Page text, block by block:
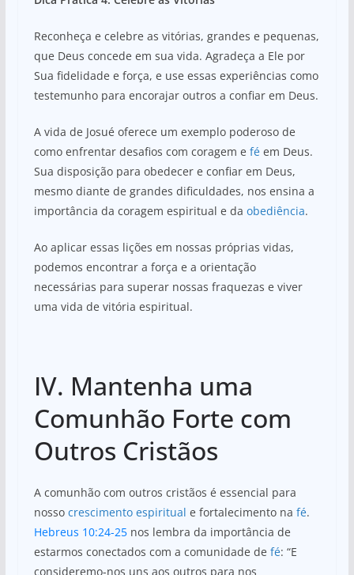
Reconheça e celebre as vitórias, grandes e pequenas,
que Deus concede em sua vida. Agradeça a Ele por
Sua fidelidade e força, e use essas experiências como
testemunho para encorajar outros a confiar em Deus.
A vida de Josué oferece um exemplo poderoso de
como enfrentar desafios com coragem e féem Deus.
Sua disposição para obedecer e confiar em Deus,
mesmo diante de grandes dificuldades, nos ensina a
importância da coragem espiritual e da obediência.
Ao aplicar essas lições em nossas próprias vidas,
podemos encontrar a força e a orientação
necessárias para superar nossas fraquezas e viver
uma vida de vitória espiritual.
IV. Mantenha uma
Comunhão Forte com
Outros Cristãos
A comunhão com outros cristãos é essencial para
nosso crescimento espiritual e fortalecimento na fé.
Hebreus 10:24-25nos lembra da importância de
estarmos conectados com a comunidade de fé: “E
consideremo-nos uns aos outros para nos